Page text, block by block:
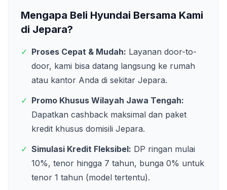
Mengapa Beli Hyundai Bersama Kami
di Jepara?
✓ Proses Cepat & Mudah: Layanan door-to-
door, kami bisa datang langsung ke rumah
atau kantor Anda di sekitar Jepara.
✓ Promo Khusus Wilayah Jawa Tengah:
Dapatkan cashback maksimal dan paket
kredit khusus domisili Jepara.
✓ Simulasi Kredit Fleksibel: DP ringan mulai
10%, tenor hingga 7 tahun, bunga 0% untuk
tenor 1 tahun (model tertentu).